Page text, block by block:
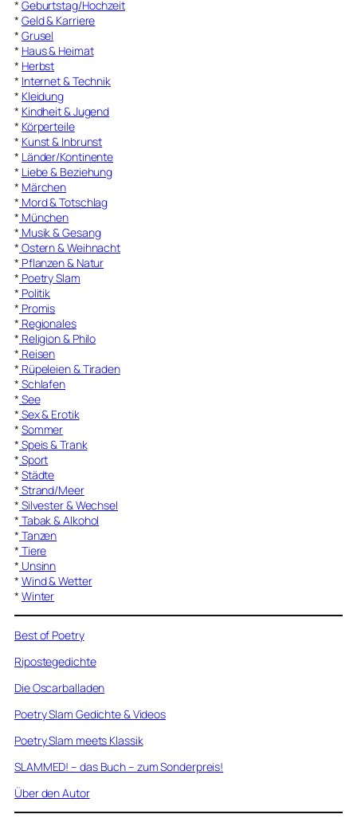
* Geburtstag/Hochzeit
* Geld & Karriere
* Grusel
* Haus & Heimat
* Herbst
* Internet & Technik
* Kleidung
* Kindheit & Jugend
* Körperteile
* Kunst & Inbrunst
* Länder/Kontinente
* Liebe & Beziehung
* Märchen
* Mord & Totschlag
* München
* Musik & Gesang
* Ostern & Weihnacht
* Pflanzen & Natur
* Poetry Slam
* Politik
* Promis
* Regionales
* Religion & Philo
* Reisen
* Rüpeleien & Tiraden
* Schlafen
* See
* Sex & Erotik
* Sommer
* Speis & Trank
* Sport
* Städte
* Strand/Meer
* Silvester & Wechsel
* Tabak & Alkohol
* Tanzen
* Tiere
* Unsinn
* Wind & Wetter
* Winter
Best of Poetry
Ripostegedichte
Die Oscarballaden
Poetry Slam Gedichte & Videos
Poetry Slam meets Klassik
SLAMMED! – das Buch – zum Sonderpreis!
Über den Autor